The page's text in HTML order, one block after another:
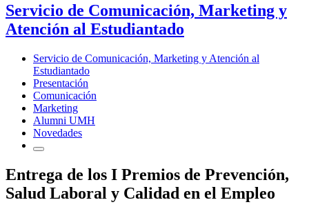
Servicio de Comunicación, Marketing y
Atención al Estudiantado
Servicio de Comunicación, Marketing y Atención al
Estudiantado
Presentación
Comunicación
Marketing
Alumni UMH
Novedades
Entrega de los I Premios de Prevención,
Salud Laboral y Calidad en el Empleo